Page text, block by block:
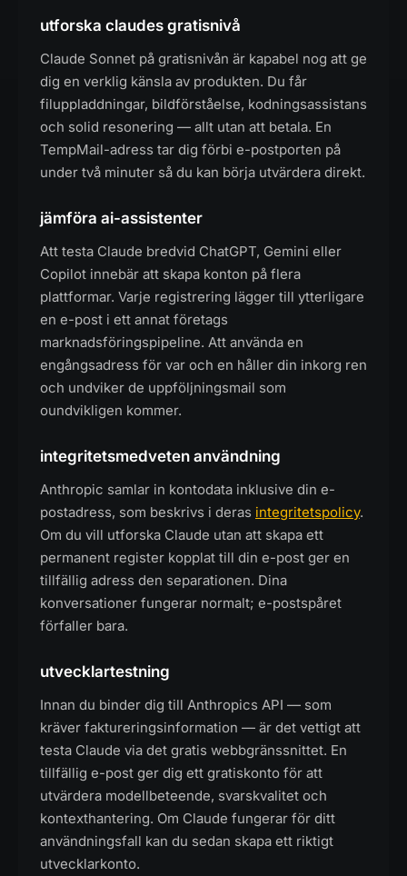
utforska claudes gratisnivå
Claude Sonnet på gratisnivån är kapabel nog att ge
dig en verklig känsla av produkten. Du får
filuppladdningar, bildförståelse, kodningsassistans
och solid resonering — allt utan att betala. En
TempMail-adress tar dig förbi e-postporten på
under två minuter så du kan börja utvärdera direkt.
jämföra ai-assistenter
Att testa Claude bredvid ChatGPT, Gemini eller
Copilot innebär att skapa konton på flera
plattformar. Varje registrering lägger till ytterligare
en e-post i ett annat företags
marknadsföringspipeline. Att använda en
engångsadress för var och en håller din inkorg ren
och undviker de uppföljningsmail som
oundvikligen kommer.
integritetsmedveten användning
Anthropic samlar in kontodata inklusive din e-
postadress, som beskrivs i deras integritetspolicy.
Om du vill utforska Claude utan att skapa ett
permanent register kopplat till din e-post ger en
tillfällig adress den separationen. Dina
konversationer fungerar normalt; e-postspåret
förfaller bara.
utvecklartestning
Innan du binder dig till Anthropics API — som
kräver faktureringsinformation — är det vettigt att
testa Claude via det gratis webbgränssnittet. En
tillfällig e-post ger dig ett gratiskonto för att
utvärdera modellbeteende, svarskvalitet och
kontexthantering. Om Claude fungerar för ditt
användningsfall kan du sedan skapa ett riktigt
utvecklarkonto.